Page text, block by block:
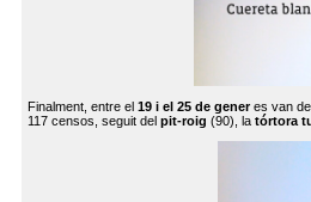
Finalment, entre el 19 i el 25 de generes van
117 censos, seguit del pit-roig (90), la tórtora